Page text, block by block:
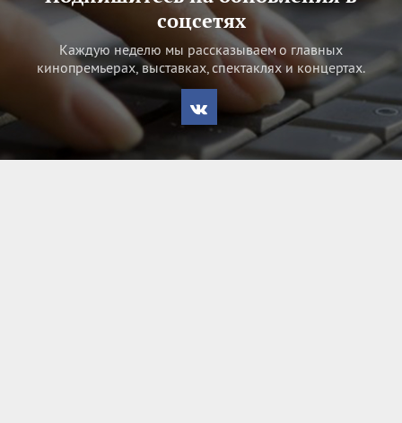
соцсетях
Каждую неделю мы рассказываем о главных
кинопремьерах, выставках, спектаклях и концертах.